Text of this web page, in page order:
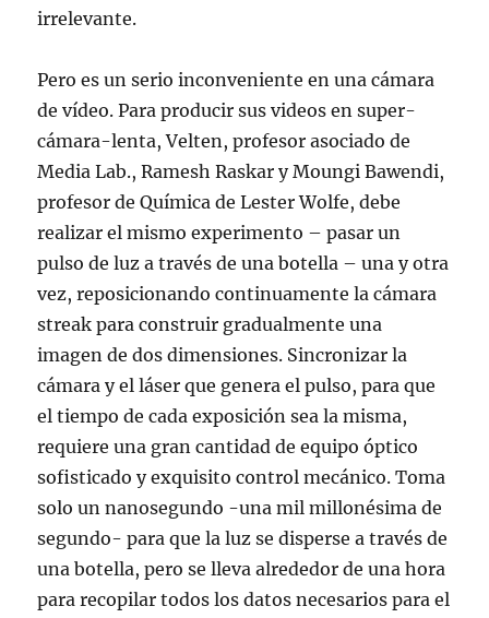
irrelevante.
Pero es un serio inconveniente en una cámara
de vídeo. Para producir sus videos en super-
cámara-lenta, Velten, profesor asociado de
Media Lab., Ramesh Raskar y Moungi Bawendi,
profesor de Química de Lester Wolfe, debe
realizar el mismo experimento – pasar un
pulso de luz a través de una botella – una y otra
vez, reposicionando continuamente la cámara
streak para construir gradualmente una
imagen de dos dimensiones. Sincronizar la
cámara y el láser que genera el pulso, para que
el tiempo de cada exposición sea la misma,
requiere una gran cantidad de equipo óptico
sofisticado y exquisito control mecánico. Toma
solo un nanosegundo -una mil millonésima de
segundo- para que la luz se disperse a través de
una botella, pero se lleva alrededor de una hora
para recopilar todos los datos necesarios para el